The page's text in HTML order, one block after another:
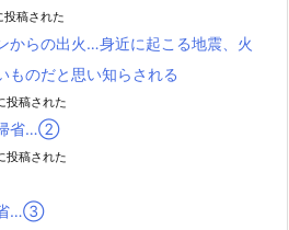
稿された
からの出火…身近に起こる地震、火
ものだと思い知らされる
投稿された
省…②
投稿された
省…③